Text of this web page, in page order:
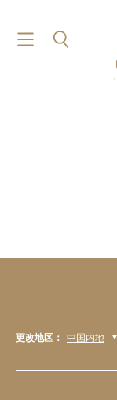
更改地区： 中国内地